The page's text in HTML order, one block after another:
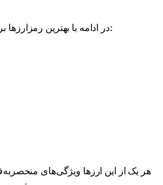
در ادامه با بهترین رمزارزها برای پرداخت آشنا می‌شوید:
هر یک از این ارزها ویژگی‌های